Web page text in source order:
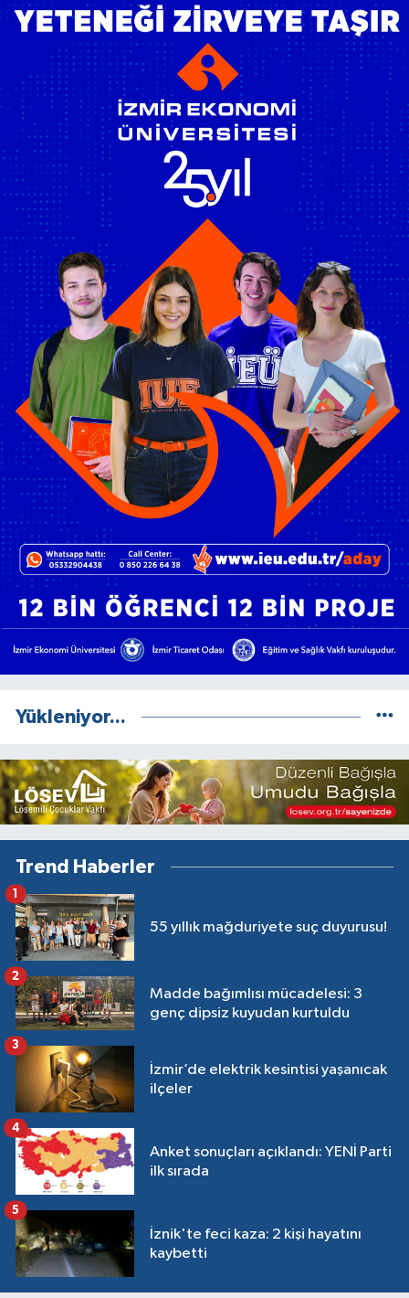
Yükleniyor...
Trend Haberler
55 yıllık mağduriyete suç duyurusu!
1
Madde bağımlısı mücadelesi: 3
genç dipsiz kuyudan kurtuldu
2
İzmir’de elektrik kesintisi yaşanıcak
ilçeler
3
Anket sonuçları açıklandı: YENİ Parti
ilk sırada
4
İznik'te feci kaza: 2 kişi hayatını
kaybetti
5